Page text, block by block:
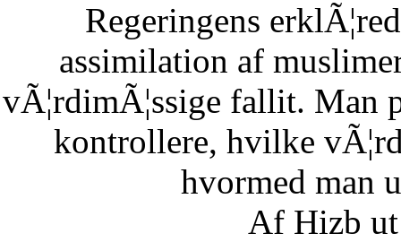
Regeringens
assimilation af
vÃ¦rdimÃ¦ssige fallit. Man
kontrollere, hvilke
hvormed man
Af Hizb